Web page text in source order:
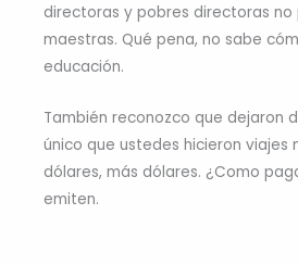
directoras y pobres directoras no
maestras. Qué pena, no sabe
educación.
También reconozco que dejaron
único que ustedes hicieron viajes
dólares, más dólares. ¿Como
emiten.